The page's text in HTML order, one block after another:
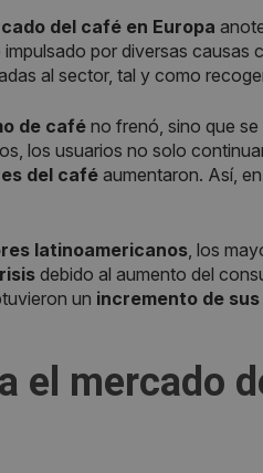
del café en Europa
por diversas causas
al sector, tal y como
de caféno frenó, sino que
los usuarios no solo
del café aumentaron. Así,
latinoamericanos , los
debido al aumento del
un incremento de
el mercado